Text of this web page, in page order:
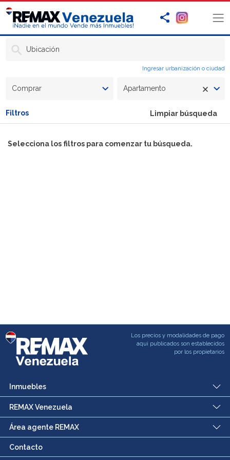
Ubicación
Ingresar urbanización o ciudad
Comprar Apartamento
Filtros Limpiar búsqueda
Selecciona los filtros para comenzar tu búsqueda.
Los precios y modalidades de pago
aqui publicados son establecidos
por los propietarios
Inmuebles
REMAX Venezuela
Área agente REMAX
Contacto